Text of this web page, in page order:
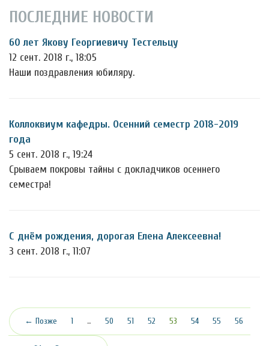
ПОСЛЕДНИЕ НОВОСТИ
60 лет Якову Георгиевичу Тестельцу
12 сент. 2018 г., 18:05
Наши поздравления юбиляру.
Коллоквиум кафедры. Осенний семестр 2018-2019
года
5 сент. 2018 г., 19:24
Срываем покровы тайны с докладчиков осеннего
семестра!
С днём рождения, дорогая Елена Алексеевна!
3 сент. 2018 г., 11:07
← Позже 1 … 50 51 52 53 (текущая)
54 55 56